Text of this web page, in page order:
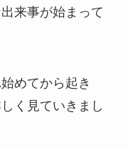
来事が始まって
めてから起き
く見ていきまし